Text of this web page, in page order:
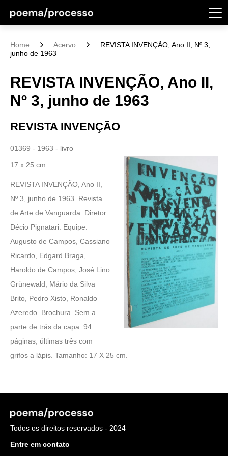
Home Acervo
REVISTA INVENÇÃO, Ano II, Nº 3,
junho de 1963
REVISTA INVENÇÃO, Ano II,
Nº 3, junho de 1963
REVISTA INVENÇÃO
01369 - 1963 - livro
17 x 25 cm
REVISTA INVENÇÃO, Ano II,
Nº 3, junho de 1963. Revista
de Arte de Vanguarda. Diretor:
Décio Pignatari. Equipe:
Augusto de Campos, Cassiano
Ricardo, Edgard Braga,
Haroldo de Campos, José Lino
Grünewald, Mário da Silva
Brito, Pedro Xisto, Ronaldo
Azeredo. Brochura. Sem a
parte de trás da capa. 94
páginas, últimas três com
grifos a lápis. Tamanho: 17 X 25 cm.
Todos os direitos reservados - 2024
Entre em contato